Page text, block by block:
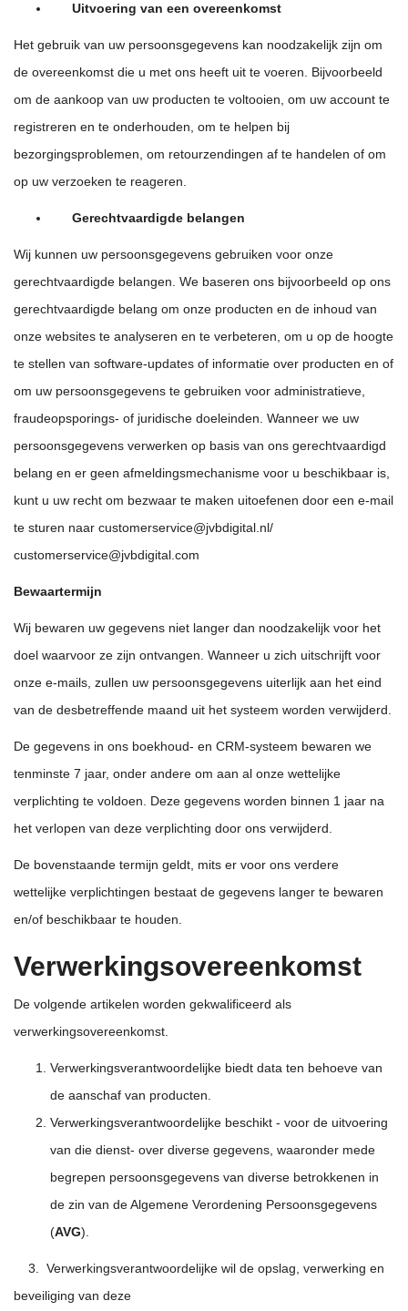
Uitvoering van een overeenkomst
Het gebruik van uw persoonsgegevens kan noodzakelijk zijn om
de overeenkomst die u met ons heeft uit te voeren. Bijvoorbeeld
om de aankoop van uw producten te voltooien, om uw account te
registreren en te onderhouden, om te helpen bij
bezorgingsproblemen, om retourzendingen af te handelen of om
op uw verzoeken te reageren.
Gerechtvaardigde belangen
Wij kunnen uw persoonsgegevens gebruiken voor onze
gerechtvaardigde belangen. We baseren ons bijvoorbeeld op ons
gerechtvaardigde belang om onze producten en de inhoud van
onze websites te analyseren en te verbeteren, om u op de hoogte
te stellen van software-updates of informatie over producten en of
om uw persoonsgegevens te gebruiken voor administratieve,
fraudeopsporings- of juridische doeleinden. Wanneer we uw
persoonsgegevens verwerken op basis van ons gerechtvaardigd
belang en er geen afmeldingsmechanisme voor u beschikbaar is,
kunt u uw recht om bezwaar te maken uitoefenen door een e-mail
te sturen naar customerservice@jvbdigital.nl/
customerservice@jvbdigital.com
Bewaartermijn
Wij bewaren uw gegevens niet langer dan noodzakelijk voor het
doel waarvoor ze zijn ontvangen. Wanneer u zich uitschrijft voor
onze e-mails, zullen uw persoonsgegevens uiterlijk aan het eind
van de desbetreffende maand uit het systeem worden verwijderd.
De gegevens in ons boekhoud- en CRM-systeem bewaren we
tenminste 7 jaar, onder andere om aan al onze wettelijke
verplichting te voldoen. Deze gegevens worden binnen 1 jaar na
het verlopen van deze verplichting door ons verwijderd.
De bovenstaande termijn geldt, mits er voor ons verdere
wettelijke verplichtingen bestaat de gegevens langer te bewaren
en/of beschikbaar te houden.
Verwerkingsovereenkomst
De volgende artikelen worden gekwalificeerd als
verwerkingsovereenkomst.
Verwerkingsverantwoordelijke biedt data ten behoeve van
de aanschaf van producten.
Verwerkingsverantwoordelijke beschikt - voor de uitvoering
van die dienst- over diverse gegevens, waaronder mede
begrepen persoonsgegevens van diverse betrokkenen in
de zin van de Algemene Verordening Persoonsgegevens
(AVG).
3. Verwerkingsverantwoordelijke wil de opslag, verwerking en
beveiliging van deze